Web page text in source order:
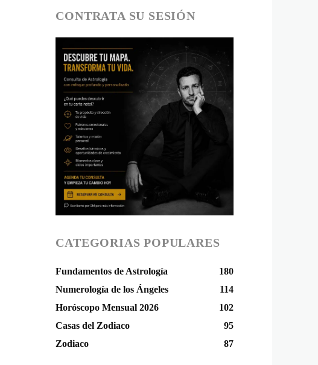
CONTRATA SU SESIÓN
CATEGORIAS POPULARES
Fundamentos de Astrología
180
Numerología de los Ángeles
114
Horóscopo Mensual 2026
102
Casas del Zodiaco
95
Zodiaco
87